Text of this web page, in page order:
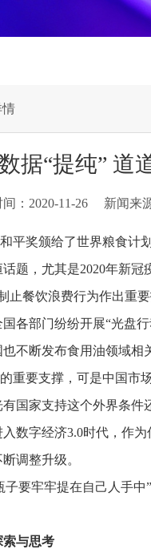
据“提纯” 道
间：2020-11-26 新闻来
平奖颁给了世界粮食
题，尤其是2020年新
止餐饮浪费行为作出重
各部门纷纷开展“光盘
不断发布食用油领域相
重要支撑，可是中国
国家支持这个外界条
数字经济3.0时代，作
调整升级。
子要牢牢提在自己人手
索与思考